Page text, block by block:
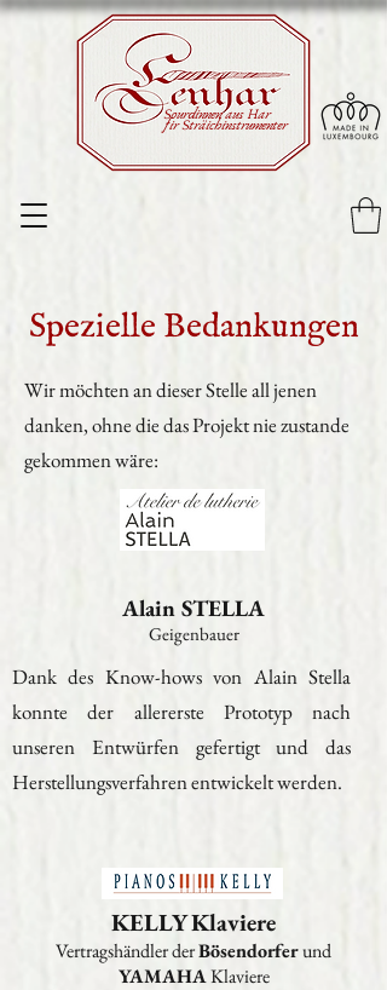
fir Sträichinstrumenter
Sourdinnen aus Har
Spezielle Bedankungen
Wir möchten an dieser Stelle all jenen
danken, ohne die das Projekt nie zustande
gekommen wäre:
Sourdine en corne, sourdine
violoncelle, sourdine violon,
sourdine alto, corne
Alain STELLA
Geigenbauer
Dank des Know-hows von Alain Stella
konnte der allererste Prototyp nach
unseren Entwürfen gefertigt und das
Herstellungsverfahren entwickelt werden.
KELLY Klaviere
Vertragshändler derBösendorferund
YAMAHAKlaviere